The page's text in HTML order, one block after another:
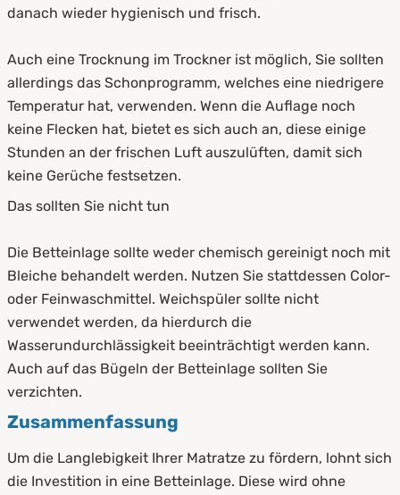
danach wieder hygienisch und frisch.
Auch eine Trocknung im Trockner ist möglich, Sie sollten
allerdings das Schonprogramm, welches eine niedrigere
Temperatur hat, verwenden. Wenn die Auflage noch
keine Flecken hat, bietet es sich auch an, diese einige
Stunden an der frischen Luft auszulüften, damit sich
keine Gerüche festsetzen.
Das sollten Sie nicht tun
Die Betteinlage sollte weder chemisch gereinigt noch mit
Bleiche behandelt werden. Nutzen Sie stattdessen Color-
oder Feinwaschmittel. Weichspüler sollte nicht
verwendet werden, da hierdurch die
Wasserundurchlässigkeit beeinträchtigt werden kann.
Auch auf das Bügeln der Betteinlage sollten Sie
verzichten.
Zusammenfassung
Um die Langlebigkeit Ihrer Matratze zu fördern, lohnt sich
die Investition in eine Betteinlage. Diese wird ohne